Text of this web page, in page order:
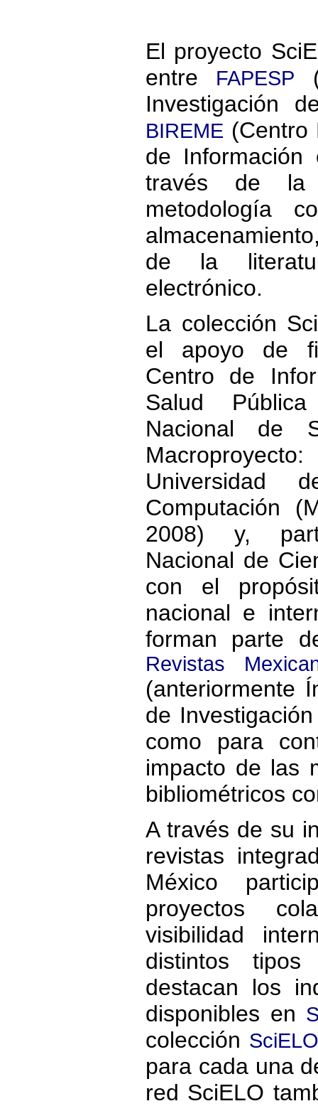
El proyecto
entre
FAPESP
Investigación
BIREME (Centro
de
través de la
metodología
de la
electrónico.
La colección
el apoyo de
Centro de
Salud
Nacional de
Computación
2008) y,
Nacional de
con el
nacional e
forman parte
Revistas
(anteriormente
de
como para
impacto de las
bibliométricos
A través de su
revistas
México
proyectos
visibilidad
distintos
destacan los
disponibles en
colección
para cada una
red SciELO